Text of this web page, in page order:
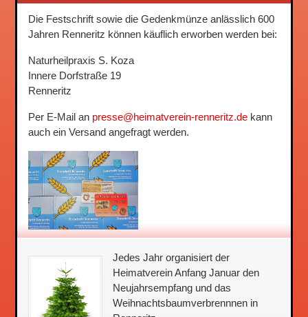
Die Festschrift sowie die Gedenkmünze anlässlich 600
Jahren Renneritz können käuflich erworben werden bei:
Naturheilpraxis S. Koza
Innere Dorfstraße 19
Renneritz
Per E-Mail an presse@heimatverein-renneritz.de kann
auch ein Versand angefragt werden.
Jedes Jahr organisiert der
Heimatverein Anfang Januar den
Neujahrsempfang und das
Weihnachtsbaum­verbrennnen in